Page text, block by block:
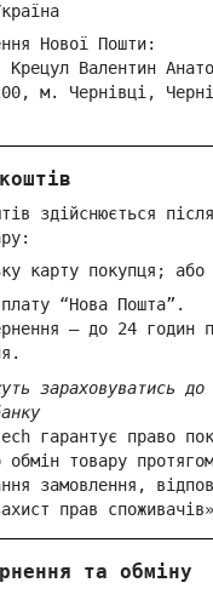
раїна
Нової Пошти:
Крецул Валентин
м. Чернівці, Ч
здійснюється
карту покупця; або
“Нова Пошта”.
— до 24 годин
зараховуватись
гарантує право
обмін товару
замовлення,
прав
та обміну